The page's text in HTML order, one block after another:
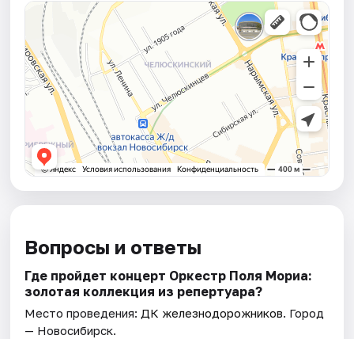
Вопросы и ответы
Где пройдет концерт Оркестр Поля Мориа:
золотая коллекция из репертуара?
Место проведения: ДК железнодорожников. Город
— Новосибирск.